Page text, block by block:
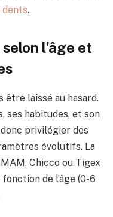
dents.
l’âge et
être laissé au hasard.
ses habitudes, et son
privilégier des
évolutifs. La
Chicco ou Tigex
de l’âge (0-6